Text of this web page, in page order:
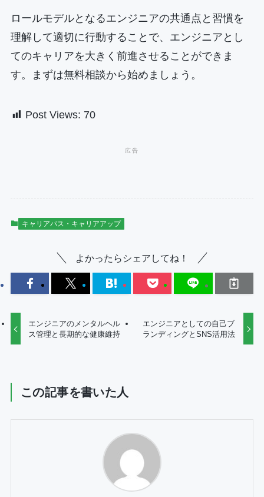
ロールモデルとなるエンジニアの共通点と習慣を
理解して適切に行動することで、エンジニアとし
てのキャリアを大きく前進させることができま
す。まずは無料相談から始めましょう。
Post Views: 70
キャリアパス・キャリアアップ
よかったらシェアしてね！
エンジニアのメンタルヘル
ス管理と長期的な健康維持
エンジニアとしての自己ブ
ランディングとSNS活用法
この記事を書いた人